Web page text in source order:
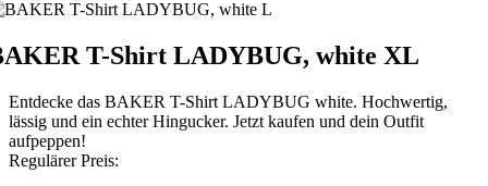
T-Shirt LADYBUG, white XL
Entdecke das BAKER T-Shirt LADYBUG white. Hochwertig,
lässig und ein echter Hingucker. Jetzt kaufen und dein Outfit
aufpeppen!
Regulärer Preis: